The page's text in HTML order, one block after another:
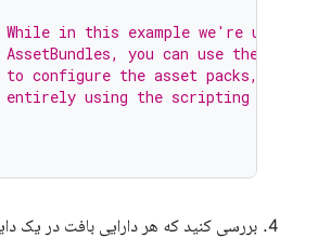
in this example we're using
you can use the value
configure the asset packs, if
using the scripting API.
بررسی کنید که هر دارایی بافت در یک